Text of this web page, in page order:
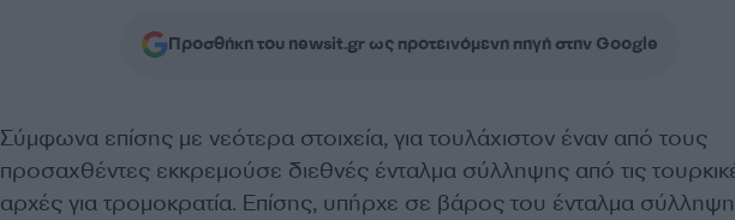
Προσθήκη του newsit.gr ως προτεινόμενη πηγή στην Google
Σύμφωνα επίσης με νεότερα στοιχεία, για τουλάχιστον έναν από τους
προσαχθέντες εκκρεμούσε διεθνές ένταλμα σύλληψης από τις
αρχές για τρομοκρατία. Επίσης, υπήρχε σε βάρος του ένταλμα